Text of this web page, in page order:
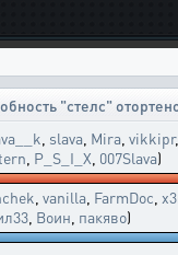
"стелс"
slava Mira vikkipr,
P_S_I_X 007Slava)
vanilla FarmDoc
Воин пакяво)